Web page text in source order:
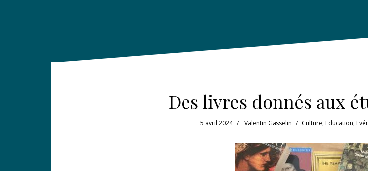
Des livres donnés aux
5 avril 2024 Valentin Gasselin Culture,Education,